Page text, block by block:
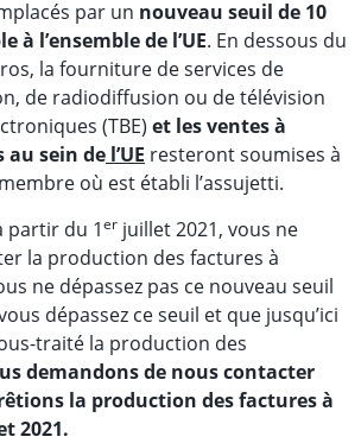
par un nouveau seuil de 10
à l’ensemble de l’UE. En dessous du
la fourniture de services de
de radiodiffusion ou de télévision
(TBE) et les ventes à
au sein de l’UE resteront soumises à
où est établi l’assujetti.
partir du 1er juillet 2021, vous ne
la production des factures à
ne dépassez pas ce nouveau seuil
dépassez ce seuil et que jusqu’ici
traité la production des
demandons de nous contacter
la production des factures à
2021.